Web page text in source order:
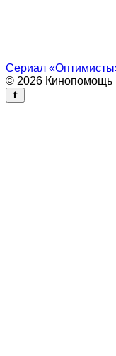
Сериал
© 2026 Кинопомощь